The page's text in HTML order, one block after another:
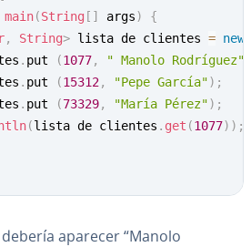
main(String [ ] args)
{
, String> lista de clientes = new
. put (1077, " Manolo Rodríguez"
. put (15312, "Pepe García") ;
. put (73329, "María Pérez") ;
(lista de clientes . get (1077) ) ;
aparecer “Manolo